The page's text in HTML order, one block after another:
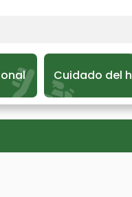
Cuidado del